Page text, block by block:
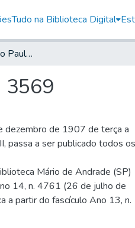
Tudo na Biblioteca Digital
O Commercio de São Paulo, 1904, Ano XII, n. 3569
3569
dezembro de 1907 de terça a
passa a ser publicado todos os
Mário de Andrade (SP)
14, n. 4761 (26 de julho de
a partir do fascículo Ano 13, n.